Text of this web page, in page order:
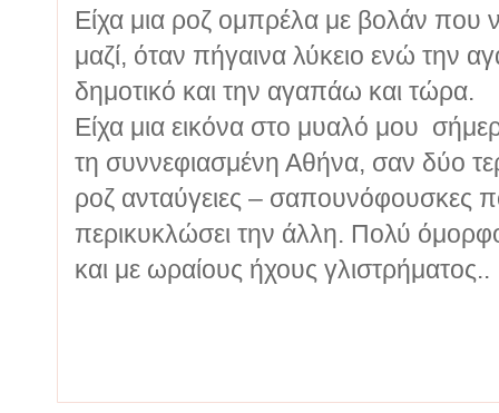
Είχα μια ροζ ομπρέλα με βολάν
μαζί, όταν πήγαινα λύκειο ενώ την
δημοτικό και την αγαπάω και τώρα.
Είχα μια εικόνα στο μυαλό μου
τη συννεφιασμένη Αθήνα, σαν δύο
ροζ ανταύγειες – σαπουνόφουσκες
περικυκλώσει την άλλη. Πολύ
και με ωραίους ήχους γλιστρήματος..